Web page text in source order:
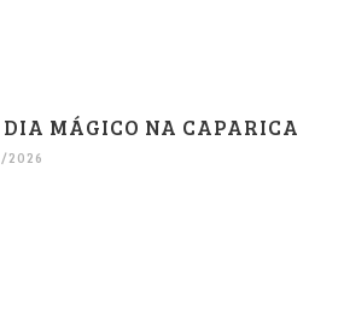
MÁGICO NA CAPARICA
2026